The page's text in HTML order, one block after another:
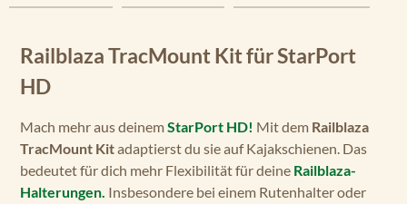
Railblaza TracMount Kit für StarPort
HD
Mach mehr aus deinemStarPort HD! Mit dem Railblaza
TracMount Kitadaptierst du sie auf Kajakschienen. Das
bedeutet für dich mehr Flexibilität für deine Railblaza-
Halterungen. Insbesondere bei einem Rutenhalter oder